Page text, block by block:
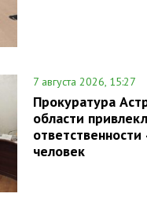
7 августа 2026, 15:27
Прокуратура
области
человек